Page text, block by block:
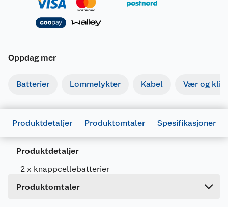
Oppdag mer
Batterier Lommelykter Kabel Vær og
Produktdetaljer Produktomtaler Spesifikasjoner
Produktdetaljer
2 x knappcellebatterier
Produktomtaler
Artikkelnummer
7638900083088
Leverandørens artikkelnummer
E301536700
Høyde
Lengde